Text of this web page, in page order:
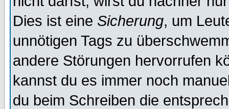
Dies ist eine Sicherung, um
unnötigen Tags zu
andere Störungen hervorrufen
kannst du es immer noch
du beim Schreiben die